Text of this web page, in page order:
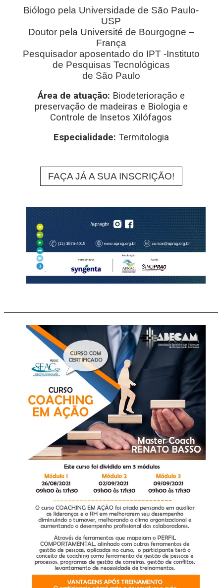
Biólogo pela Universidade de São Paulo-
USP
Doutor pela Université de Bourgogne –
França
Pesquisador aposentado do IPT -Instituto
de Pesquisas Tecnológicas
de São Paulo
Área de atuação: Biodeterioração e
preservação de madeiras e Biologia e
Controle de Insetos Xilófagos
Especialidade: Termitologia
FAÇA JÁ A SUA INSCRIÇÃO!